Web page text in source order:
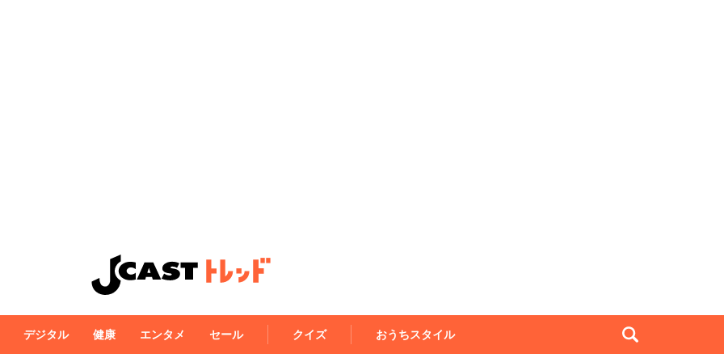
デジタル 健康 エンタメ セール クイズ おうちスタイル